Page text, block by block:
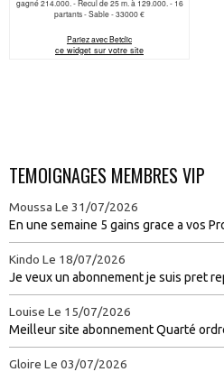
TEMOIGNAGES MEMBRES VIP
Moussa Le 31/07/2026
En une semaine 5 gains grace a vos
Kindo Le 18/07/2026
Je veux un abonnement je suis pret
Louise Le 15/07/2026
Meilleur site abonnement Quarté
Gloire Le 03/07/2026